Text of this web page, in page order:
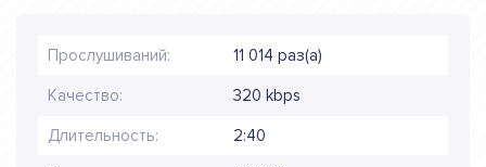
Прослушиваний: 11 014 раз(а)
Качество: 320 kbps
Длительность: 2:40